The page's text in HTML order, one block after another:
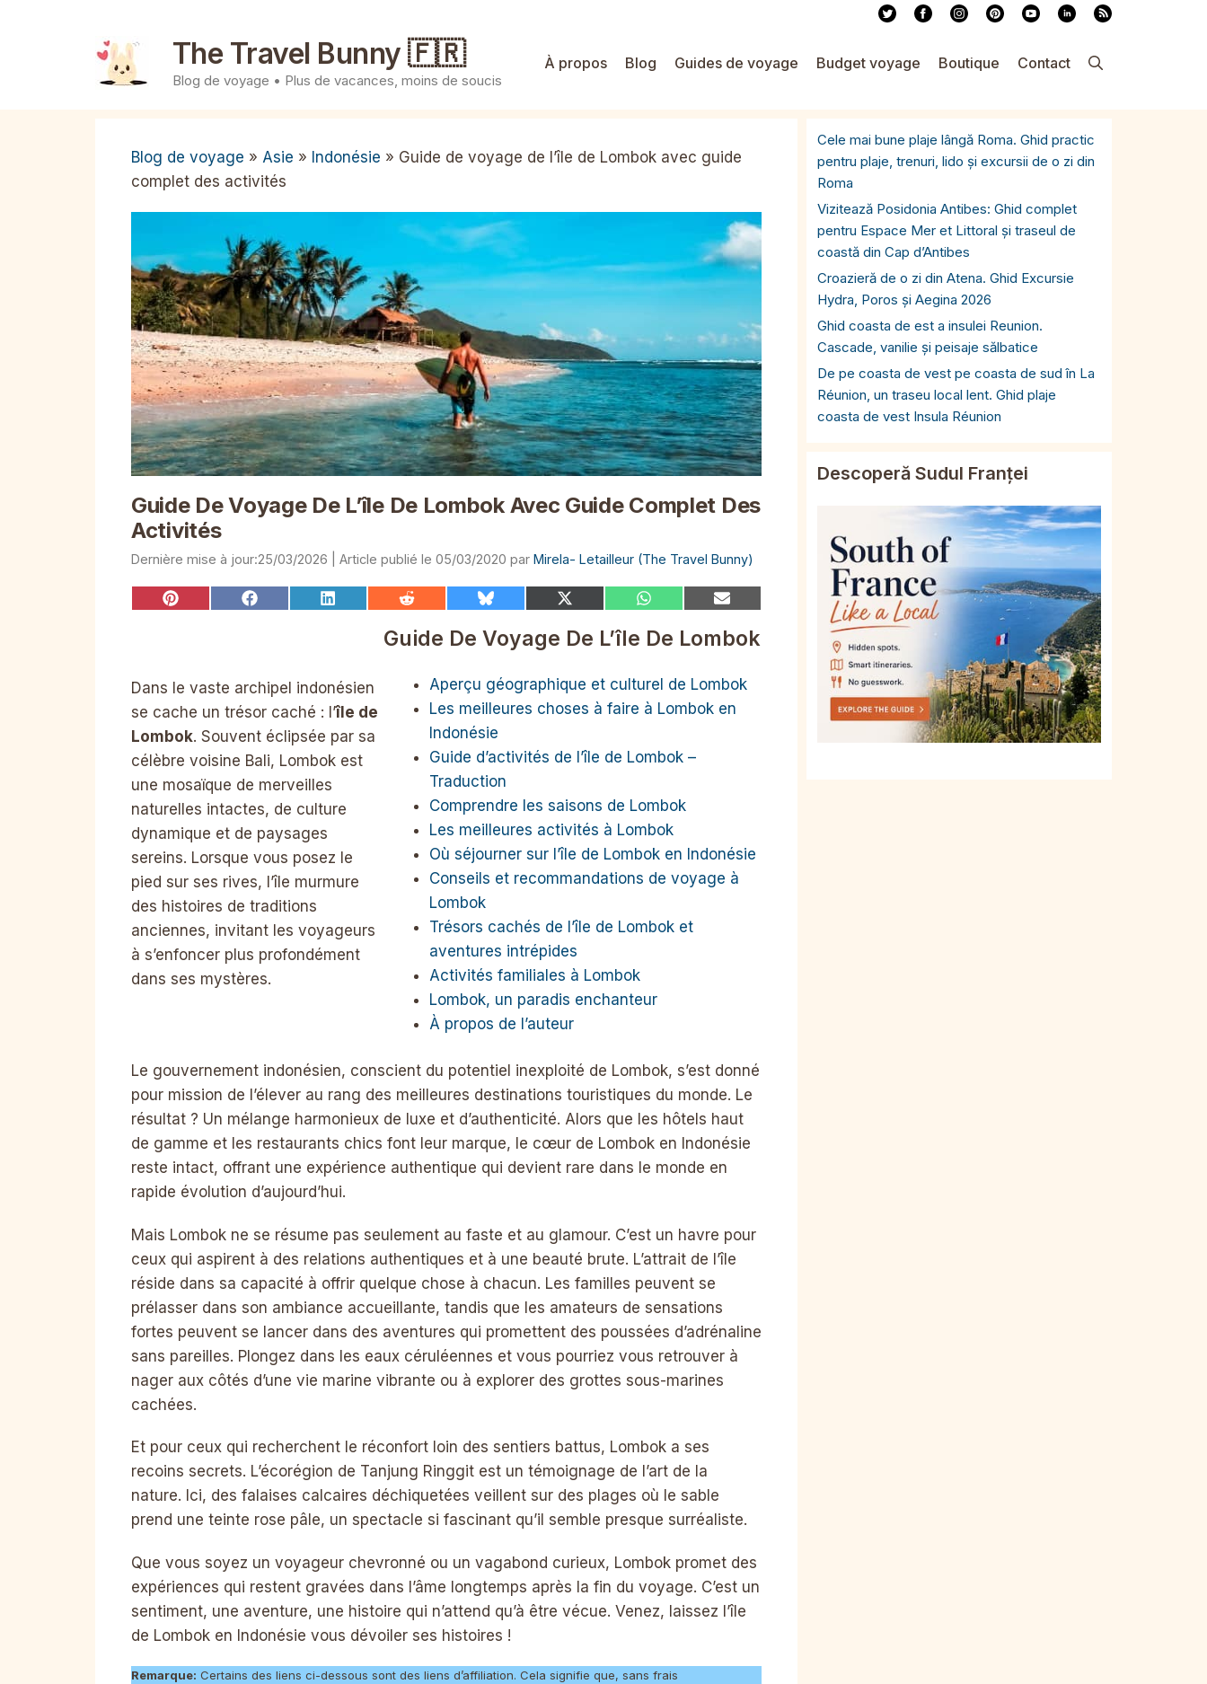
The Travel Bunny 🇫🇷
Blog de voyage • Plus de vacances, moins de soucis
À propos Blog Guides de voyage Budget voyage Boutique Contact
Blog de voyage » Asie » Indonésie » Guide de voyage de l’île de Lombok avec guide
complet des activités
Guide De Voyage De L’île De Lombok Avec Guide Complet Des
Activités
25/03/2026 05/03/2020 par Mirela- Letailleur (The Travel Bunny)
Share Share Share
LinkedIn
Share
Reddit
Share
Bluesky
Share
X
(Twitter)
Share
WhatsApp
Share
Email
Dans le vaste archipel indonésien
se cache un trésor caché : l’île de
Lombok. Souvent éclipsée par sa
célèbre voisine Bali, Lombok est
une mosaïque de merveilles
naturelles intactes, de culture
dynamique et de paysages
sereins. Lorsque vous posez le
pied sur ses rives, l’île murmure
des histoires de traditions
anciennes, invitant les voyageurs
à s’enfoncer plus profondément
dans ses mystères.
Guide De Voyage De L’île De Lombok
Aperçu géographique et culturel de Lombok
Les meilleures choses à faire à Lombok en
Indonésie
Guide d’activités de l’île de Lombok –
Traduction
Comprendre les saisons de Lombok
Les meilleures activités à Lombok
Où séjourner sur l’île de Lombok en Indonésie
Conseils et recommandations de voyage à
Lombok
Trésors cachés de l’île de Lombok et
aventures intrépides
Activités familiales à Lombok
Lombok, un paradis enchanteur
À propos de l’auteur
Le gouvernement indonésien, conscient du potentiel inexploité de Lombok, s’est donné
pour mission de l’élever au rang des meilleures destinations touristiques du monde. Le
résultat ? Un mélange harmonieux de luxe et d’authenticité. Alors que les hôtels haut
de gamme et les restaurants chics font leur marque, le cœur de Lombok en Indonésie
reste intact, offrant une expérience authentique qui devient rare dans le monde en
rapide évolution d’aujourd’hui.
Mais Lombok ne se résume pas seulement au faste et au glamour. C’est un havre pour
ceux qui aspirent à des relations authentiques et à une beauté brute. L’attrait de l’île
réside dans sa capacité à offrir quelque chose à chacun. Les familles peuvent se
prélasser dans son ambiance accueillante, tandis que les amateurs de sensations
fortes peuvent se lancer dans des aventures qui promettent des poussées d’adrénaline
sans pareilles. Plongez dans les eaux céruléennes et vous pourriez vous retrouver à
nager aux côtés d’une vie marine vibrante ou à explorer des grottes sous-marines
cachées.
Et pour ceux qui recherchent le réconfort loin des sentiers battus, Lombok a ses
recoins secrets. L’écorégion de Tanjung Ringgit est un témoignage de l’art de la
nature. Ici, des falaises calcaires déchiquetées veillent sur des plages où le sable
prend une teinte rose pâle, un spectacle si fascinant qu’il semble presque surréaliste.
Que vous soyez un voyageur chevronné ou un vagabond curieux, Lombok promet des
expériences qui restent gravées dans l’âme longtemps après la fin du voyage. C’est un
sentiment, une aventure, une histoire qui n’attend qu’à être vécue. Venez, laissez l’île
de Lombok en Indonésie vous dévoiler ses histoires !
Remarque: Certains des liens ci-dessous sont des liens d’affiliation. Cela signifie que, sans frais
Cele mai bune plaje lângă Roma. Ghid practic
pentru plaje, trenuri, lido și excursii de o zi din
Roma
Vizitează Posidonia Antibes: Ghid complet
pentru Espace Mer et Littoral și traseul de
coastă din Cap d’Antibes
Croazieră de o zi din Atena. Ghid Excursie
Hydra, Poros și Aegina 2026
Ghid coasta de est a insulei Reunion.
Cascade, vanilie și peisaje sălbatice
De pe coasta de vest pe coasta de sud în La
Réunion, un traseu local lent. Ghid plaje
coasta de vest Insula Réunion
Descoperă Sudul Franței